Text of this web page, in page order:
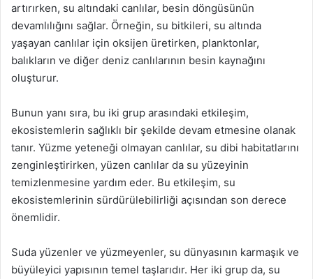
artırırken, su altındaki canlılar, besin döngüsünün
devamlılığını sağlar. Örneğin, su bitkileri, su altında
yaşayan canlılar için oksijen üretirken, planktonlar,
balıkların ve diğer deniz canlılarının besin kaynağını
oluşturur.
Bunun yanı sıra, bu iki grup arasındaki etkileşim,
ekosistemlerin sağlıklı bir şekilde devam etmesine olanak
tanır. Yüzme yeteneği olmayan canlılar, su dibi habitatlarını
zenginleştirirken, yüzen canlılar da su yüzeyinin
temizlenmesine yardım eder. Bu etkileşim, su
ekosistemlerinin sürdürülebilirliği açısından son derece
önemlidir.
Suda yüzenler ve yüzmeyenler, su dünyasının karmaşık ve
büyüleyici yapısının temel taşlarıdır. Her iki grup da, su